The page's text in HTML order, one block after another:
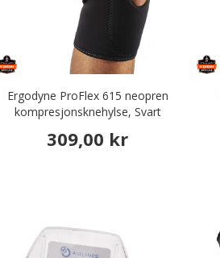
Ergodyne ProFlex 615 neopren
kompresjonsknehylse, Svart
309,00 kr